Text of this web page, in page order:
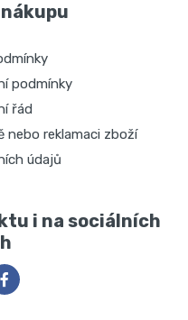
podmínky
řád
nebo reklamaci zboží
údajů
i na sociálních